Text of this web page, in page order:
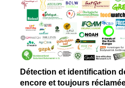
Détection et identification
encore et toujours